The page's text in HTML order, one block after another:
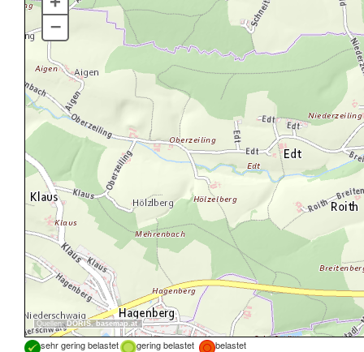
Quellen: DORIS,basemap.at
–
sehr gering belastet gering belastet
belastet